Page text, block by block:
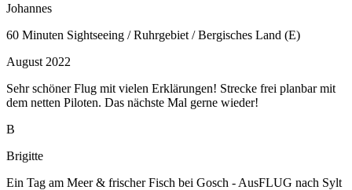
Johannes
60 Minuten Sightseeing / Ruhrgebiet / Bergisches Land (E)
August 2022
Sehr schöner Flug mit vielen Erklärungen! Strecke frei planbar mit
dem netten Piloten. Das nächste Mal gerne wieder!
B
Brigitte
Ein Tag am Meer & frischer Fisch bei Gosch - AusFLUG nach Sylt